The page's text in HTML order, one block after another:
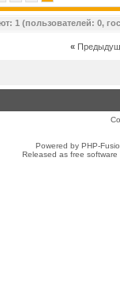
1 (пользователей: 0,
«
Powered by PHP-
Released as free